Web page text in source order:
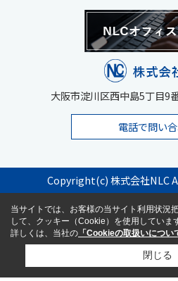
大阪市淀川区西中島5丁目9
電話で問い
Copyright(c) 株式会社NLC
当サイトでは、お客様の当サイト利用状況
して、クッキー（Cookie）を使用していま
詳しくは、当社の 「Cookieの取扱いについ
閉じる